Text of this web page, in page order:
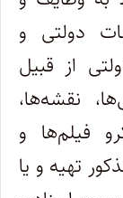
دولتی و
از قبیل
نقشه‌ها،
فیلم‌ها و
تهیه و یا